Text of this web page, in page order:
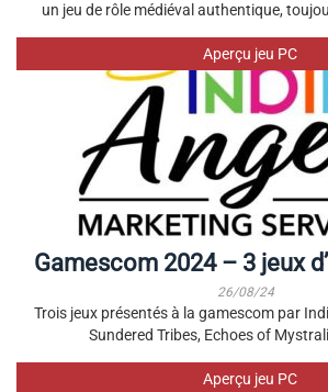
un jeu de rôle médiéval authentique,
Aperçu jeu PC
Gamescom 2024 – 3 jeux
26/08/24
Trois jeux présentés à la gamescom par
Sundered Tribes, Echoes of
Aperçu jeu PC